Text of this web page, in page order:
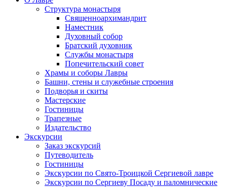
Структура монастыря
Священноархимандрит
Наместник
Духовный собор
Братский духовник
Службы монастыря
Попечительский совет
Храмы и соборы Лавры
Башни, стены и служебные строения
Подворья и скиты
Мастерские
Гостиницы
Трапезные
Издательство
Экскурсии
Заказ экскурсий
Путеводитель
Гостиницы
Экскурсии по Свято-Троицкой Сергиевой лавре
Экскурсии по Сергиеву Посаду и паломнические